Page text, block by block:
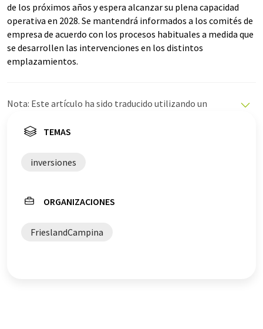
de los próximos años y espera alcanzar su plena capacidad
operativa en 2028. Se mantendrá informados a los comités de
empresa de acuerdo con los procesos habituales a medida que
se desarrollen las intervenciones en los distintos
emplazamientos.
Nota: Este artículo ha sido traducido utilizando un
ofrece estas traducciones automáticas para presentar
este artículo ha sido traducido con traducción
Inglés se puede encontraraquí
TEMAS
inversiones
ORGANIZACIONES
FrieslandCampina